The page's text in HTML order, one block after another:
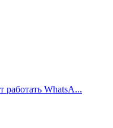
работать WhatsA...